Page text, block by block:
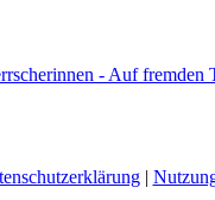
- Auf fremden
|